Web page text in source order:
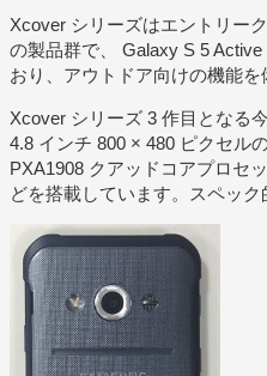
Xcover シリーズはエントリー
の製品群で、 Galaxy S 5
おり、アウトドア向けの機能を
Xcover シリーズ 3 作目となる
4.8 インチ 800 × 480 ピクセル
PXA1908 クアッドコアプロセ
どを搭載しています。スペック